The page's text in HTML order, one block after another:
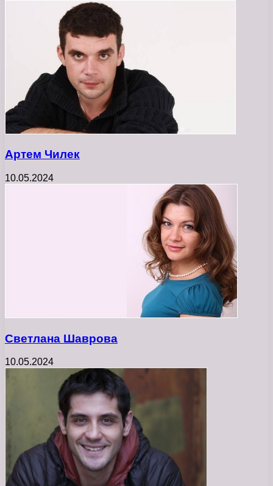
Артем Чилек
10.05.2024
Светлана Шаврова
10.05.2024